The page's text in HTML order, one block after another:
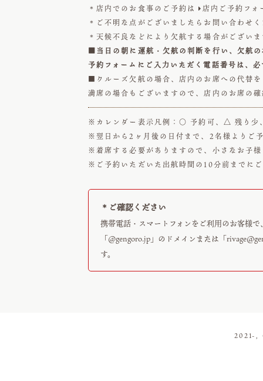
＊店内でのお食事のご予約は 店内ご予約フォ
＊ご不明な点がございましたらお問い合わせ
＊天候不良などにより欠航する場合がござい
■当日の朝に運航・欠航の判断を行い、欠航
予約フォームにご入力いただく電話番号は、
■クルーズ欠航の場合、店内のお席への代替
満席の場合もございますので、店内のお席の
※カレンダー表示凡例：○ 予約可、△ 残り少
※翌日から2ヶ月後の日付まで、2名様よりご
※着席する必要がありますので、小さなお子
※ご予約いただいた出航時間の10分前までに
＊ご確認ください
携帯電話・スマートフォンをご利用のお客様
「@gengoro.jp」のドメインまたは「
す。
2021-,